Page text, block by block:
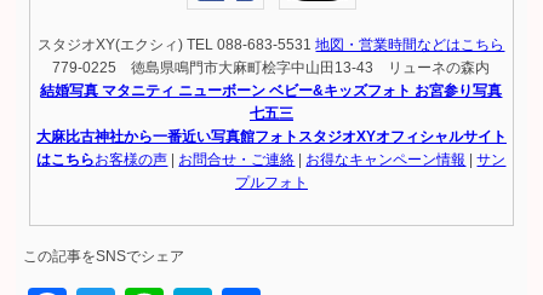
スタジオXY(エクシィ) TEL 088-683-5531地図・営業時間などはこちら
779-0225 徳島県鳴門市大麻町桧字中山田13-43 リューネの森内
結婚写真 マタニティ ニューボーン ベビー&キッズフォト お宮参り写真
七五三
大麻比古神社から一番近い写真館フォトスタジオXYオフィシャルサイト
はこちらお客様の声 お問合せ・ご連絡 お得なキャンペーン情報 |サン
プルフォト
この記事をSNSでシェア